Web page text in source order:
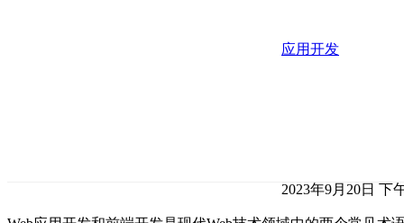
应用开发
2023年9月20日 下